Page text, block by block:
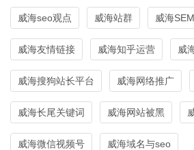
威海seo观点 威海站群 威海SEM
威海友情链接 威海知乎运营 威
威海搜狗站长平台 威海网络推广
威海长尾关键词 威海网站被黑
威海微信视频号 威海域名与seo